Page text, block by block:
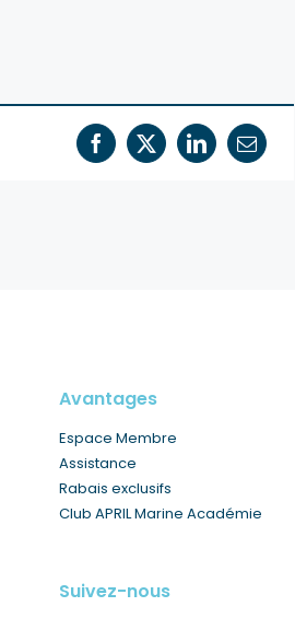
Avantages
Espace Membre
Assistance
Rabais exclusifs
Club APRIL Marine Académie
Suivez-nous